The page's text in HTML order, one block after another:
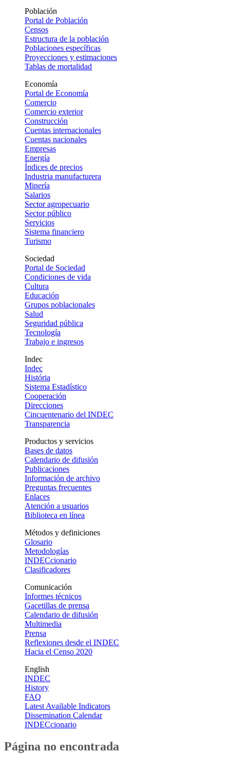
Población
Portal de Población
Censos
Estructura de la población
Poblaciones específicas
Proyecciones y estimaciones
Tablas de mortalidad
Economía
Portal de Economía
Comercio
Comercio exterior
Construcción
Cuentas internacionales
Cuentas nacionales
Empresas
Energía
Índices de precios
Industria manufacturera
Minería
Salarios
Sector agropecuario
Sector público
Servicios
Sistema financiero
Turismo
Sociedad
Portal de Sociedad
Condiciones de vida
Cultura
Educación
Grupos poblacionales
Salud
Seguridad pública
Tecnología
Trabajo e ingresos
Indec
Indec
História
Sistema Estadístico
Cooperación
Direcciones
Cincuentenario del INDEC
Transparencia
Productos y servicios
Bases de datos
Calendario de difusión
Publicaciones
Información de archivo
Preguntas frecuentes
Enlaces
Atención a usuarios
Biblioteca en línea
Métodos y definiciones
Glosario
Metodologías
INDECcionario
Clasificadores
Comunicación
Informes técnicos
Gacetillas de prensa
Calendario de difusión
Multimedia
Prensa
Reflexiones desde el INDEC
Hacia el Censo 2020
English
INDEC
History
FAQ
Latest Available Indicators
Dissemination Calendar
INDECcionario
Página no encontrada